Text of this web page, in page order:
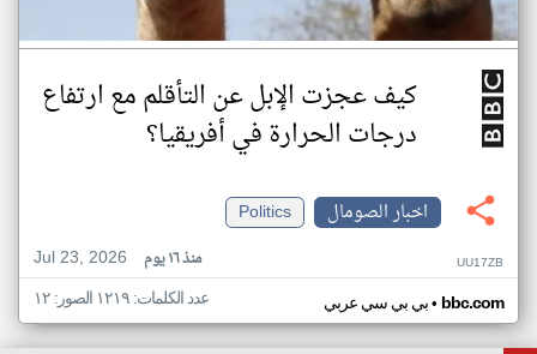
كيف عجزت الإبل عن التأقلم مع ارتفاع
درجات الحرارة في أفريقيا؟
اخبار الصومال
Politics
Jul 23, 2026
منذ ١٦ يوم UU17ZB
بي بي سي عربي• bbc.com عدد الكلمات: ١٢١٩ الصور: ١٢